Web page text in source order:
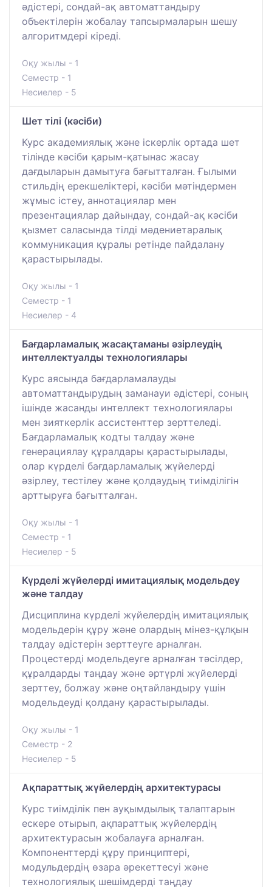
әдістері, сондай-ақ автоматтандыру
объектілерін жобалау тапсырмаларын шешу
алгоритмдері кіреді.
Оқу жылы - 1
Семестр - 1
Несиелер - 5
Шет тілі (кәсіби)
Курс академиялық және іскерлік ортада шет
тілінде кәсіби қарым-қатынас жасау
дағдыларын дамытуға бағытталған. Ғылыми
стильдің ерекшеліктері, кәсіби мәтіндермен
жұмыс істеу, аннотациялар мен
презентациялар дайындау, сондай-ақ кәсіби
қызмет саласында тілді мәдениетаралық
коммуникация құралы ретінде пайдалану
қарастырылады.
Оқу жылы - 1
Семестр - 1
Несиелер - 4
Бағдарламалық жасақтаманы әзірлеудің
интеллектуалды технологиялары
Курс аясында бағдарламалауды
автоматтандырудың заманауи әдістері, соның
ішінде жасанды интеллект технологиялары
мен зияткерлік ассистенттер зерттеледі.
Бағдарламалық кодты талдау және
генерациялау құралдары қарастырылады,
олар күрделі бағдарламалық жүйелерді
әзірлеу, тестілеу және қолдаудың тиімділігін
арттыруға бағытталған.
Оқу жылы - 1
Семестр - 1
Несиелер - 5
Күрделі жүйелерді имитациялық модельдеу
және талдау
Дисциплина күрделі жүйелердің имитациялық
модельдерін құру және олардың мінез-құлқын
талдау әдістерін зерттеуге арналған.
Процестерді модельдеуге арналған тәсілдер,
құралдарды таңдау және әртүрлі жүйелерді
зерттеу, болжау және оңтайландыру үшін
модельдеуді қолдану қарастырылады.
Оқу жылы - 1
Семестр - 2
Несиелер - 5
Ақпараттық жүйелердің архитектурасы
Курс тиімділік пен ауқымдылық талаптарын
ескере отырып, ақпараттық жүйелердің
архитектурасын жобалауға арналған.
Компоненттерді құру принциптері,
модульдердің өзара әрекеттесуі және
технологиялық шешімдерді таңдау